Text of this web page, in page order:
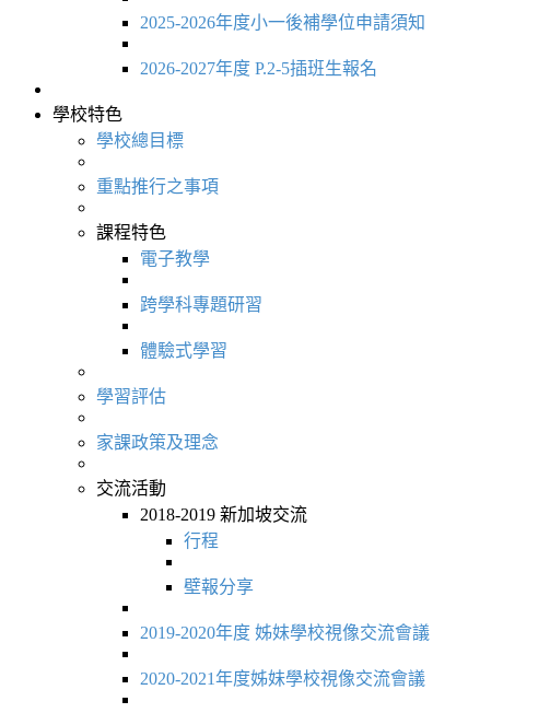
2025-2026年度小一後補學位申請須知
2026-2027年度 P.2-5插班生報名
學校特色
學校總目標
重點推行之事項
課程特色
電子教學
跨學科專題研習
體驗式學習
學習評估
家課政策及理念
交流活動
2018-2019 新加坡交流
行程
壁報分享
2019-2020年度 姊妹學校視像交流會議
2020-2021年度姊妹學校視像交流會議